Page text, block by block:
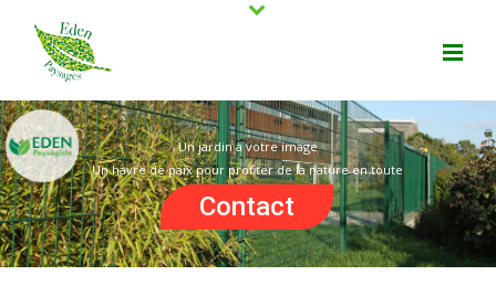
Un jardin à votre image
Un havre de paix pour profiter de la nature en toute
Contact